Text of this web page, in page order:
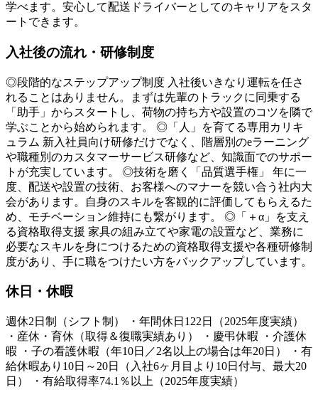
学べます。安心して配送ドライバーとしてのキャリアをスタ
ートできます。
入社後の流れ・研修制度
◎段階的なステップアップ制度 入社後いきなり運転を任さ
れることはありません。まずは先輩のトラックに同乗する
「助手」からスタートし、荷物の持ち方や設置のコツを隣で
学ぶことから始められます。 ◎「人」を育てる専用カリキ
ュラム 新入社員向け研修だけでなく、階層別のeラーニング
や職種別のカスタマーサービス研修など、知識面でのサポー
トが充実しています。 ◎技術を磨く「品質選手権」 年に一
度、配送や設置の技術、お客様へのマナーを競い合う社内大
会があります。自身のスキルを客観的に評価してもらえるた
め、モチベーション維持にも繋がります。 ◎「＋α」を支え
る資格取得支援 家具の組み立てや家電の設置など、業務に
必要なスキルを身につけるための資格取得支援や各種研修制
度があり、手に職をつけたい方をバックアップしています。
休日・休暇
週休2日制（シフト制） ・年間休日122日（2025年度実績）
・産休・育休（取得＆復職実績あり） ・慶弔休暇 ・介護休
暇 ・子の看護休暇（年10日／2名以上の場合は年20日） ・有
給休暇あり10日～20日（入社6ヶ月目より10日付与、最大20
日） ・有給取得率74.1％以上（2025年度実績）